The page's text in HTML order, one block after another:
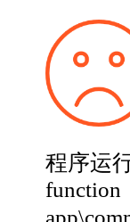
程序运
function